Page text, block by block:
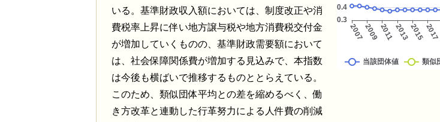
いる。基準財政収入額においては、制度改正や消
費税率上昇に伴い地方譲与税や地方消費税交付金
が増加していくものの、基準財政需要額において
は、社会保障関係費が増加する見込みで、本指数
は今後も横ばいで推移するものととらえている。
このため、類似団体平均との差を縮めるべく、働
き方改革と連動した行革努力による人件費の削減